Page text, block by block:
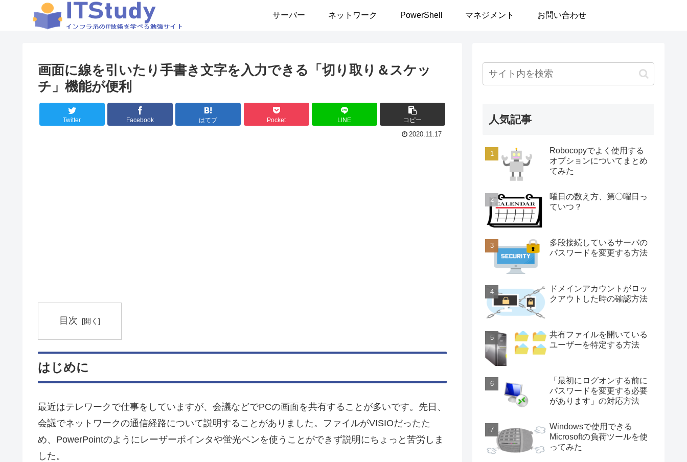
サーバー ネットワーク PowerShell マネジメント お問い合わせ
画面に線を引いたり手書き文字を入力できる「切り取り＆スケッ
チ」機能が便利
Twitter Facebook はてブ Pocket LINE コピー
2020.11.17
目次
はじめに
最近はテレワークで仕事をしていますが、会議などでPCの画面を共有することが多いです。先日、
会議でネットワークの通信経路について説明することがありました。ファイルがVISIOだったた
め、PowerPointのようにレーザーポインタや蛍光ペンを使うことができず説明にちょっと苦労しま
した。
人気記事
Robocopyでよく使用する
オプションについてまとめ
てみた
曜日の数え方、第〇曜日っ
ていつ？
多段接続しているサーバの
パスワードを変更する方法
ドメインアカウントがロッ
クアウトした時の確認方法
共有ファイルを開いている
ユーザーを特定する方法
「最初にログオンする前に
パスワードを変更する必要
があります」の対応方法
Windowsで使用できる
Microsoftの負荷ツールを使
ってみた